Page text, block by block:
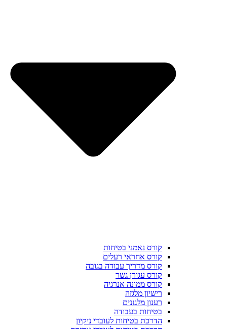
קורס נאמני בטיחות
קורס אחראי רעלים
קורס מדריך עבודה בגובה
קורס עגורן גשר
קורס ממונה אנרגיה
רישיון מלגזה
רענון מלגזנים
בטיחות בעבודה
הדרכת בטיחות לעובדי ניקיון